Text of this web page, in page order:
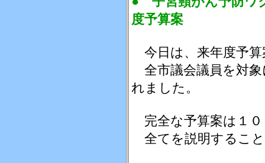
度予算案
今日は、来年度予算
全市議会議員を対
れました。
完全な予算案は１
全てを説明するこ